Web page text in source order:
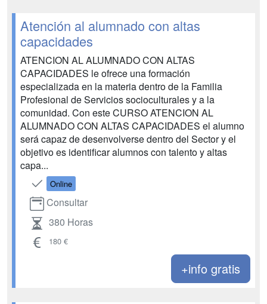
Atención al alumnado con altas
capacidades
ATENCION AL ALUMNADO CON ALTAS
CAPACIDADES le ofrece una formación
especializada en la materia dentro de la Familia
Profesional de Servicios socioculturales y a la
comunidad. Con este CURSO ATENCION AL
ALUMNADO CON ALTAS CAPACIDADES el alumno
será capaz de desenvolverse dentro del Sector y el
objetivo es identificar alumnos con talento y altas
capa...
Online
Consultar
380 Horas
180 €
+info gratis